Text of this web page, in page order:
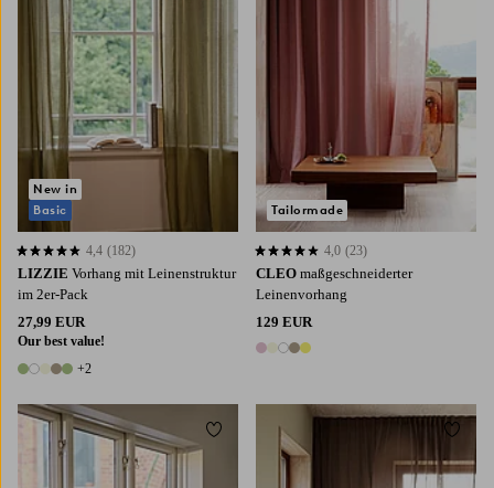
LIZZIE Vorhang mit Leinenstruktur
im 2er-Pack
27,99 EUR
Our best value!
7 Farben
+2
4,4 basierend auf 182 Bewertungen
4,4 (182)
New in
Basic
CLEO maßgeschneiderter
Leinenvorhang
129 EUR
5 Farben
4,0 basierend auf 23 Bewertungen
4,0 (23)
Tailormade
Zu Favoriten hinzufügen Zu